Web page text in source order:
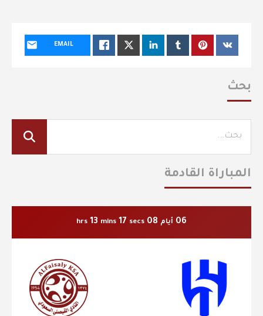
EMAIL
بحث
المباراة القادمة
06 أيام 08
hrs 13 mins 16 secs